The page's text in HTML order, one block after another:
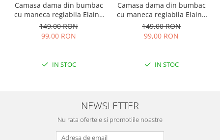
Camasa dama din bumbac
cu maneca reglabila Elaine
- Turcoaz
149,00 RON
99,00 RON
IN STOC
Camasa dama din bumbac
cu maneca reglabila Elaine
- Verde
149,00 RON
99,00 RON
IN STOC
NEWSLETTER
Nu rata ofertele si promotiile noastre